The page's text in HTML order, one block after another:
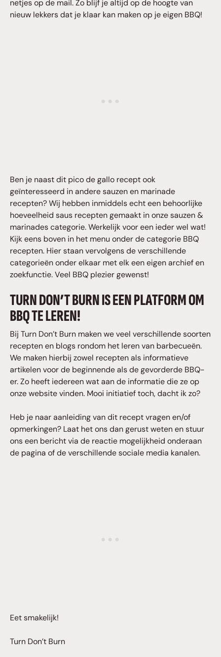
netjes op de mail. Zo blijf je altijd op de hoogte van
nieuw lekkers dat je klaar kan maken op je eigen BBQ!
Ben je naast dit pico de gallo recept ook
geïnteresseerd in andere sauzen en marinade
recepten? Wij hebben inmiddels echt een behoorlijke
hoeveelheid saus recepten gemaakt in onze sauzen &
marinades categorie. Werkelijk voor een ieder wel wat!
Kijk eens boven in het menu onder de categorie BBQ
recepten. Hier staan vervolgens de verschillende
categorieën onder elkaar met elk een eigen archief en
zoekfunctie. Veel BBQ plezier gewenst!
TURN DON’T BURN IS EEN PLATFORM OM
BBQ TE LEREN!
Bij Turn Don’t Burn maken we veel verschillende soorten
recepten en blogs rondom het leren van barbecueën.
We maken hierbij zowel recepten als informatieve
artikelen voor de beginnende als de gevorderde BBQ-
er. Zo heeft iedereen wat aan de informatie die ze op
onze website vinden. Mooi initiatief toch, dacht ik zo?
Heb je naar aanleiding van dit recept vragen en/of
opmerkingen? Laat het ons dan gerust weten en stuur
ons een bericht via de reactie mogelijkheid onderaan
de pagina of de verschillende sociale media kanalen.
Eet smakelijk!
Turn Don’t Burn